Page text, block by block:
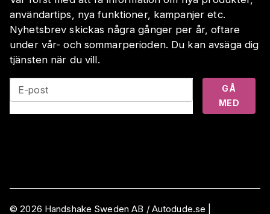
användartips, nya funktioner, kampanjer etc.
Nyhetsbrev skickas några gånger per år, oftare
under vår- och sommarperioden. Du kan avsäga dig
tjänsten när du vill.
E-post
GÅ
MED
©2026 Handshake Sweden AB / Autodude.se |